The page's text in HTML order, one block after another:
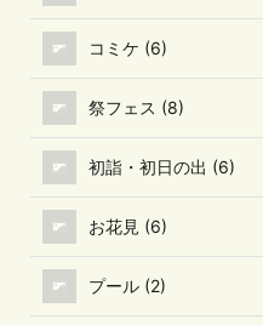
コミケ (6)
祭フェス (8)
初詣・初日の出 (6)
お花見 (6)
プール (2)